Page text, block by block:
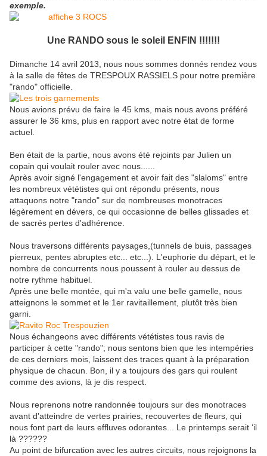
exemple.
Une RANDO sous le soleil ENFIN !!!!!!!
Dimanche 14 avril 2013, nous nous sommes donnés rendez vous
à la salle de fêtes de TRESPOUX RASSIELS pour notre première
"rando" officielle.
Nous avions prévu de faire le 45 kms, mais nous avons préféré
assurer le 36 kms, plus en rapport avec notre état de forme
actuel.
Ben était de la partie, nous avons été rejoints par Julien un
copain qui voulait rouler avec nous......
Après avoir signé l'engagement et avoir fait des "slaloms" entre
les nombreux vététistes qui ont répondu présents, nous
attaquons notre "rando" sur de nombreuses monotraces
légèrement en dévers, ce qui occasionne de belles glissades et
de sacrés pertes d'adhérence.
Nous traversons différents paysages,(tunnels de buis, passages
pierreux, pentes abruptes etc... etc...). L'euphorie du départ, et le
nombre de concurrents nous poussent à rouler au dessus de
notre rythme habituel.
Après une belle montée, qui m'a valu une belle gamelle, nous
atteignons le sommet et le 1er ravitaillement, plutôt très bien
garni.
Nous échangeons avec différents vététistes tous ravis de
participer à cette "rando"; nous sentons bien que les intempéries
de ces derniers mois, laissent des traces quant à la préparation
physique de chacun. Bon, il y a toujours des gars qui roulent
comme des avions, là je dis respect.
Nous reprenons notre randonnée toujours sur des monotraces
avant d'atteindre de vertes prairies, recouvertes de fleurs, qui
nous font part de leurs effluves odorantes... Le printemps serait ‘il
là ??????
Au point de bifurcation avec les autres circuits, nous rejoignons la